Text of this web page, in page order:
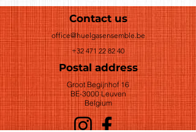
Contact us
office@huelgasensemble.be
+32 471 22 82 40
Postal address
Groot Begijnhof 16
BE-3000 Leuven
Belgium